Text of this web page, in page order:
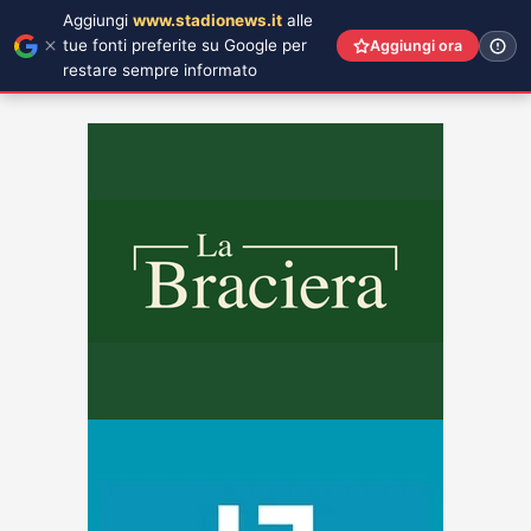
Aggiungi www.stadionews.it alle
tue fonti preferite su Google per
restare sempre informato
Aggiungi ora